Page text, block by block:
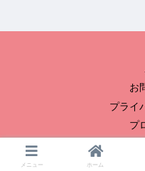
お
プライ
プ
© 2023 冬
メニュー ホーム